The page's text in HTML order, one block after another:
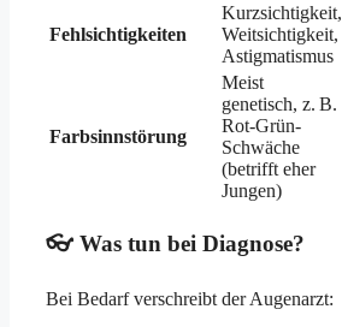
Fehlsichtigkeiten
Kurzsichtigkeit,
Weitsichtigkeit,
Astigmatismus
Farbsinnstörung
Meist
genetisch, z. B.
Rot-Grün-
Schwäche
(betrifft eher
Jungen)
👓 Was tun bei Diagnose?
Bei Bedarf verschreibt der Augenarzt: